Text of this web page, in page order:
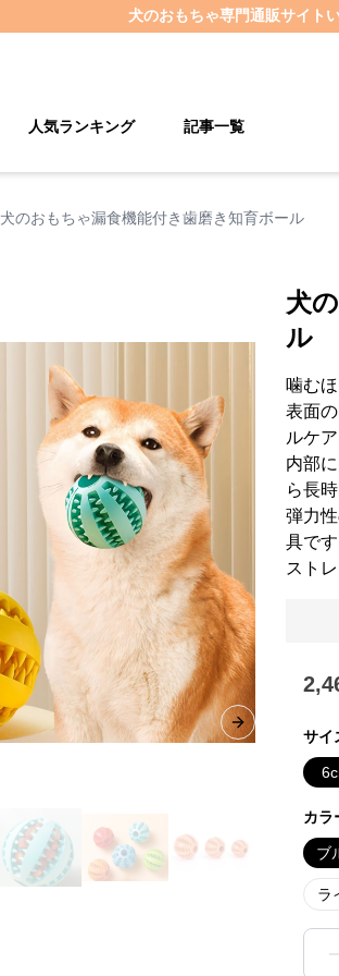
犬のおもちゃ専門通販サイト
人気ランキング 記事一覧
犬のおもちゃ漏食機能付き歯磨き知育ボール
Next slide
犬
ル
噛む
表面
ルケ
内部
ら長
弾力
具です
スト
サイ
カラ
ブ
ラ